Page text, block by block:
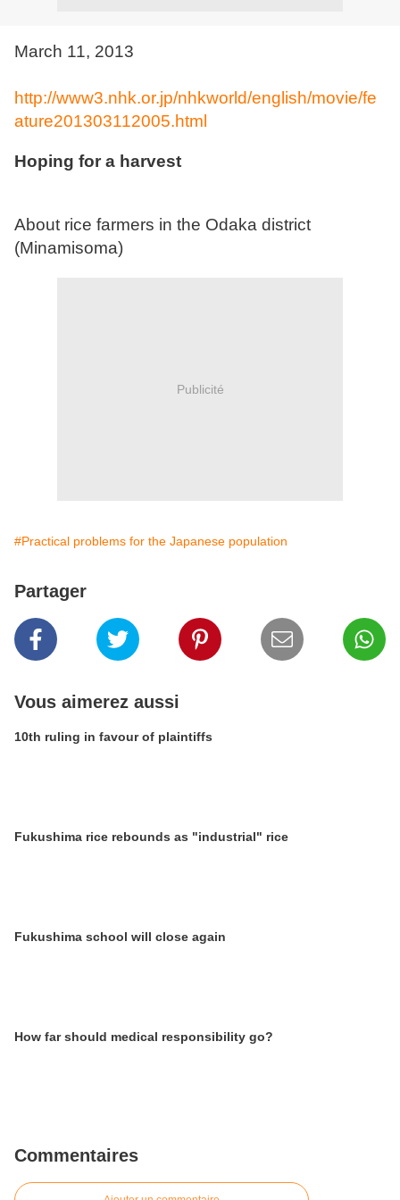
March 11, 2013
http://www3.nhk.or.jp/nhkworld/english/movie/fe
ature201303112005.html
Hoping for a harvest
About rice farmers in the Odaka district
(Minamisoma)
Publicité
#Practical problems for the Japanese population
Partager
Vous aimerez aussi
10th ruling in favour of plaintiffs
Fukushima rice rebounds as "industrial" rice
Fukushima school will close again
How far should medical responsibility go?
Commentaires